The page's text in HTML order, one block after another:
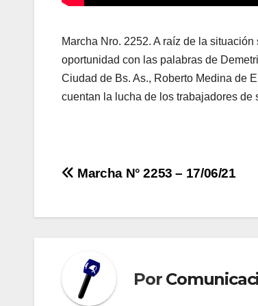
Marcha Nro. 2252. A raíz de la
oportunidad con las palabras de
Ciudad de Bs. As., Roberto Medina de
cuentan la lucha de los trabajadores
Navegación
Marcha N° 2253 – 17/06/21
Por